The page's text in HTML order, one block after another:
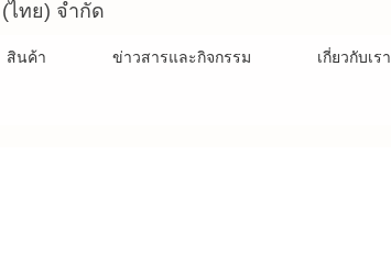
ไทย) จำกัด
สินค้า ข่าวสารและกิจกรรม เกี่ยวกับเรา